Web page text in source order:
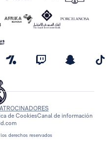
derechos reservados
de CookiesCanal de información